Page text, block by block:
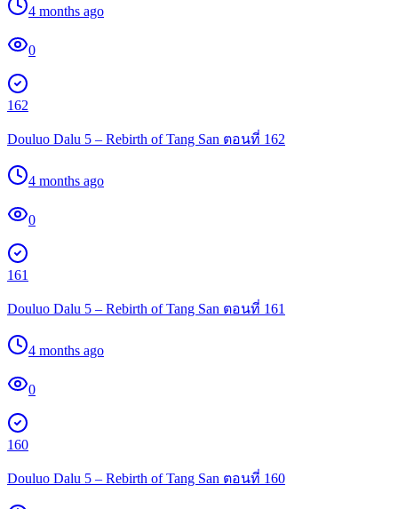
4 months ago
0
162
Douluo Dalu 5 – Rebirth of Tang San ตอนที่ 162
4 months ago
0
161
Douluo Dalu 5 – Rebirth of Tang San ตอนที่ 161
4 months ago
0
160
Douluo Dalu 5 – Rebirth of Tang San ตอนที่ 160